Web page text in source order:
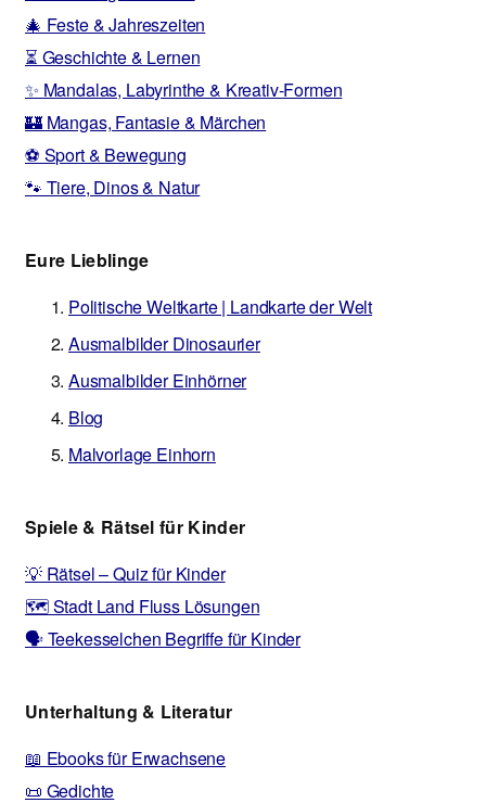
🎄 Feste & Jahreszeiten
⏳ Geschichte & Lernen
✨ Mandalas, Labyrinthe & Kreativ-Formen
🏰 Mangas, Fantasie & Märchen
⚽ Sport & Bewegung
🐾 Tiere, Dinos & Natur
Eure Lieblinge
Politische Weltkarte | Landkarte der Welt
Ausmalbilder Dinosaurier
Ausmalbilder Einhörner
Blog
Malvorlage Einhorn
Spiele & Rätsel für Kinder
💡 Rätsel – Quiz für Kinder
🗺️ Stadt Land Fluss Lösungen
🗣️ Teekesselchen Begriffe für Kinder
Unterhaltung & Literatur
📖 Ebooks für Erwachsene
📜 Gedichte